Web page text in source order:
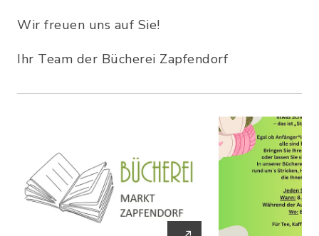
Wir freuen uns auf Sie!
Ihr Team der Bücherei Zapfendorf